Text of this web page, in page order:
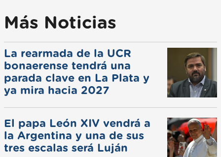
Más Noticias
La rearmada de la UCR
bonaerense tendrá una
parada clave en La Plata y
ya mira hacia 2027
El papa León XIV vendrá a
la Argentina y una de sus
tres escalas será Luján